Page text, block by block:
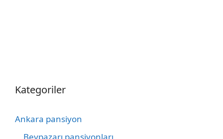
Kategoriler
Ankara pansiyon
Beypazarı pansiyonları